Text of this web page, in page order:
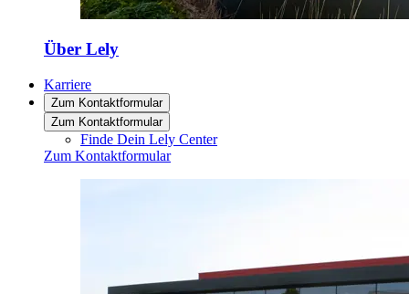
Über Lely
Karriere
Zum Kontaktformular
Zum Kontaktformular
Finde Dein Lely Center
Zum Kontaktformular